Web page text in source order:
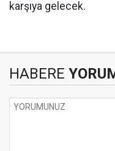
karşıya gelecek.
HABERE